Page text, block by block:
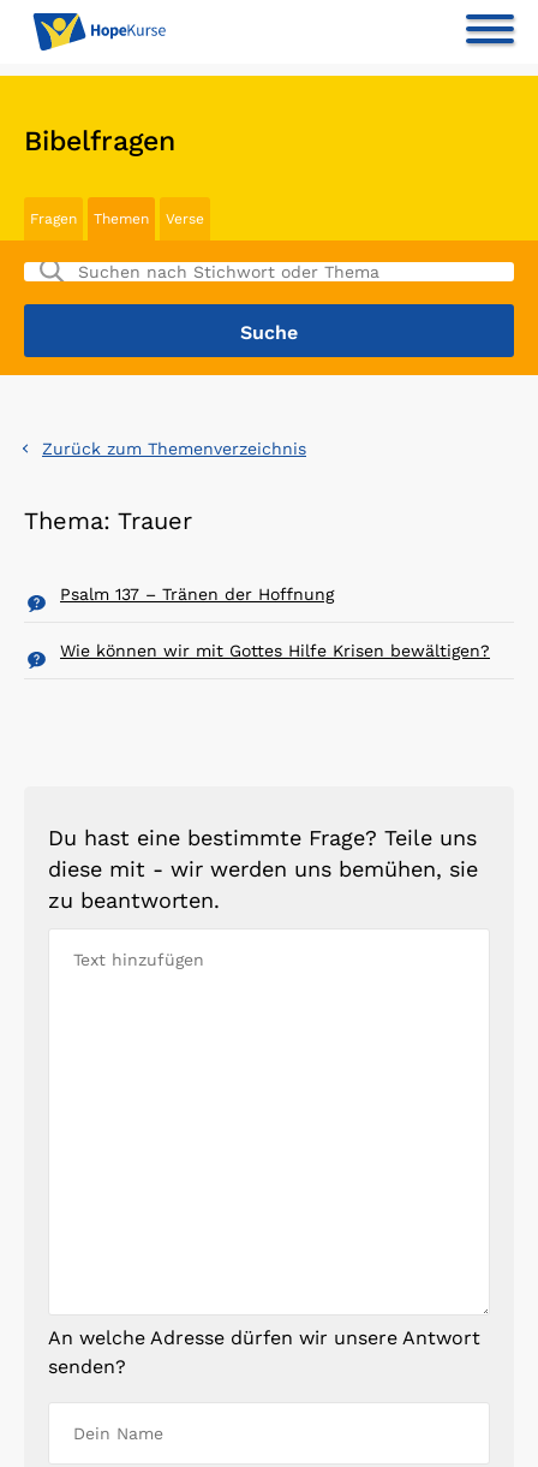
Bibelfragen
Fragen Themen Verse
Zurück zum Themenverzeichnis
Thema: Trauer
Psalm 137 – Tränen der Hoffnung
Wie können wir mit Gottes Hilfe Krisen bewältigen?
Du hast eine bestimmte Frage? Teile uns
diese mit - wir werden uns bemühen, sie
zu beantworten.
An welche Adresse dürfen wir unsere Antwort
senden?